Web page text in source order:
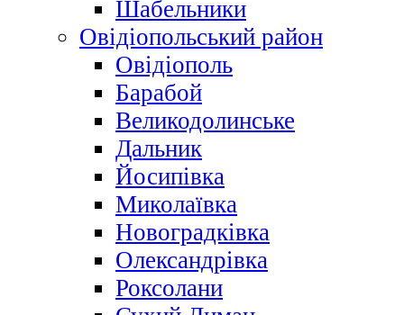
Шабельники
Овідіопольський район
Овідіополь
Барабой
Великодолинське
Дальник
Йосипівка
Миколаївка
Новоградківка
Олександрівка
Роксолани